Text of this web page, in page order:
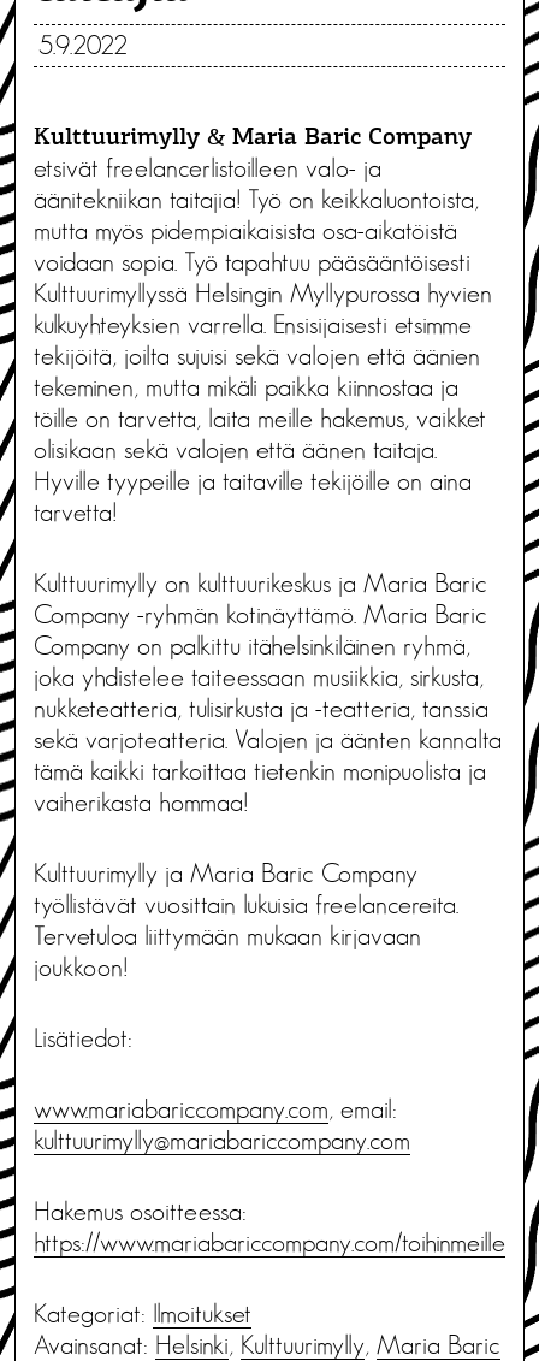
5.9.2022
Kulttuurimylly & Maria Baric Company
etsivät freelancerlistoilleen valo- ja
äänitekniikan taitajia! Työ on keikkaluontoista,
mutta myös pidempiaikaisista osa-aikatöistä
voidaan sopia. Työ tapahtuu pääsääntöisesti
Kulttuurimyllyssä Helsingin Myllypurossa hyvien
kulkuyhteyksien varrella. Ensisijaisesti etsimme
tekijöitä, joilta sujuisi sekä valojen että äänien
tekeminen, mutta mikäli paikka kiinnostaa ja
töille on tarvetta, laita meille hakemus, vaikket
olisikaan sekä valojen että äänen taitaja.
Hyville tyypeille ja taitaville tekijöille on aina
tarvetta!
Kulttuurimylly on kulttuurikeskus ja Maria Baric
Company -ryhmän kotinäyttämö. Maria Baric
Company on palkittu itähelsinkiläinen ryhmä,
joka yhdistelee taiteessaan musiikkia, sirkusta,
nukketeatteria, tulisirkusta ja -teatteria, tanssia
sekä varjoteatteria. Valojen ja äänten kannalta
tämä kaikki tarkoittaa tietenkin monipuolista ja
vaiherikasta hommaa!
Kulttuurimylly ja Maria Baric Company
työllistävät vuosittain lukuisia freelancereita.
Tervetuloa liittymään mukaan kirjavaan
joukkoon!
Lisätiedot:
www.mariabariccompany.com, email:
kulttuurimylly@mariabariccompany.com
Hakemus osoitteessa:
https://www.mariabariccompany.com/toihinmeille
Kategoriat: Ilmoitukset
Avainsanat: Helsinki, Kulttuurimylly, Maria Baric